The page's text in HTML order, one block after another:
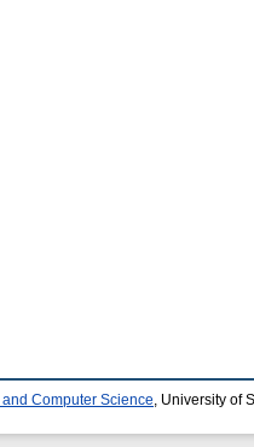
Computer Science , University of